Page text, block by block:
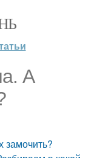
А
замочить?